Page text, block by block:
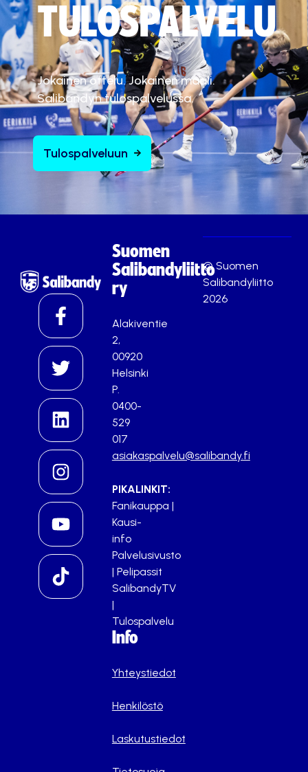
TULOSPALVELU
Jokainen ottelu. Jokainen maali.
Salibandyn tulospalvelussa.
Tulospalveluun
Suomen
Salibandyliitto
ry
Alakiventie
2,
00920
Helsinki
P.
0400-
529
017
asiakaspalvelu@salibandy.fi
PIKALINKIT:
Fanikauppa |
Kausi-
info
Palvelusivusto
| Pelipassit
SalibandyTV
|
Tulospalvelu
Info
Yhteystiedot
Henkilöstö
Laskutustiedot
© Suomen
Salibandyliitto
2026